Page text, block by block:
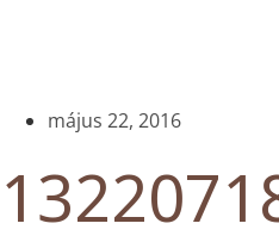
május 22, 2016